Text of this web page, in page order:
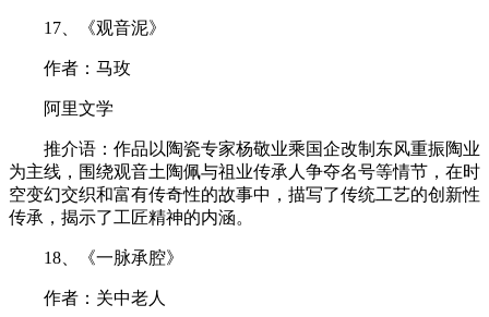
17、《观音泥》
作者：马玫
阿里文学
推介语：作品以陶瓷专家杨敬业乘国企改制东风重振陶业
为主线，围绕观音土陶佩与祖业传承人争夺名号等情节，在时
空变幻交织和富有传奇性的故事中，描写了传统工艺的创新性
传承，揭示了工匠精神的内涵。
18、《一脉承腔》
作者：关中老人